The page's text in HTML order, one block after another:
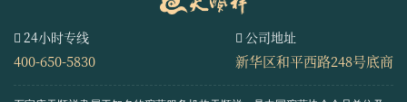
24小时专线
400-650-5830
公司地址
新华区和平西路248号底商